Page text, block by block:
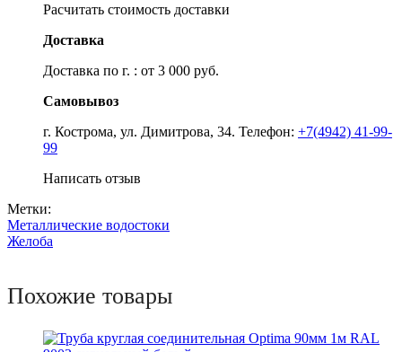
Расчитать стоимость доставки
Доставка
Доставка по г. : от 3 000 руб.
Самовывоз
г. Кострома, ул. Димитрова, 34. Телефон: +7(4942) 41-99-
99
Написать отзыв
Метки:
Металлические водостоки
Желоба
Похожие товары